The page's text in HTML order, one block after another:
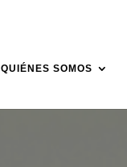
QUIÉNES SOMOS